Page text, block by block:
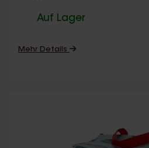
Auf Lager
Mehr Details